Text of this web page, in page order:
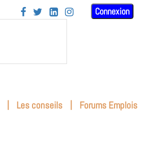
    Connexion
| Les conseils | Forums Emplois